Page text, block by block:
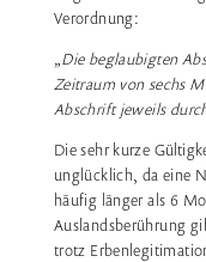
Verordnung:
„Die beglaubigten
Zeitraum von sechs
Abschrift jeweils
Die sehr kurze
unglücklich, da eine
häufig länger als 6
Auslandsberührung
trotz